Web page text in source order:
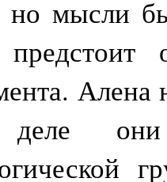
но мысли
Алена
деле